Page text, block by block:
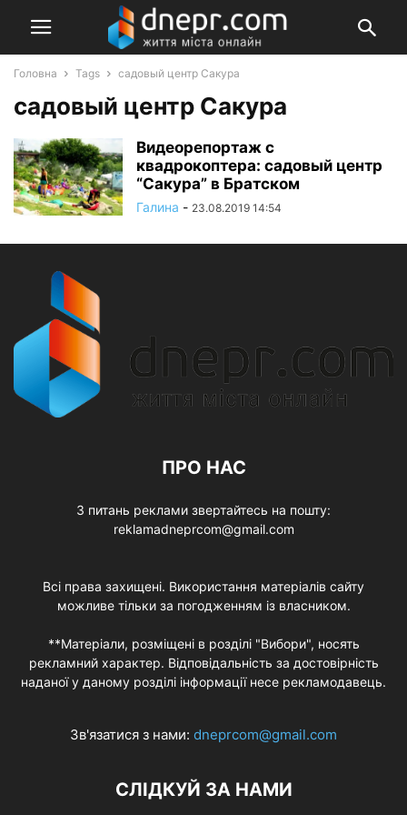
Головна Tags садовый центр Сакура
садовый центр Сакура
Видеорепортаж с
квадрокоптера: садовый центр
“Сакура” в Братском
Галина - 23.08.2019 14:54
ПРО НАС
З питань реклами звертайтесь на пошту:
reklamadneprcom@gmail.com
Всі права захищені. Використання матеріалів сайту
можливе тільки за погодженням із власником.
**Матеріали, розміщені в розділі "Вибори", носять
рекламний характер. Відповідальність за достовірність
наданої у даному розділі інформації несе рекламодавець.
Зв'язатися з нами: dneprcom@gmail.com
СЛІДКУЙ ЗА НАМИ